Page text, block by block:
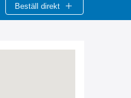
Beställ direkt